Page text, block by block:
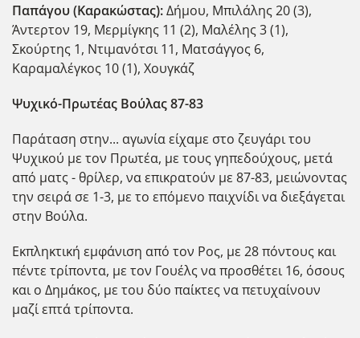
Παπάγου (Καρακώστας):Δήμου, Μπιλάλης 20 (3),
Άντερτον 19, Μερμίγκης 11 (2), Μαλέλης 3 (1),
Σκούρτης 1, Ντιμανότσι 11, Ματσάγγος 6,
Καραμαλέγκος 10 (1), Χουγκάζ
Ψυχικό-Πρωτέας Βούλας 87-83
Παράταση στην... αγωνία είχαμε στο ζευγάρι του
Ψυχικού με τον Πρωτέα, με τους γηπεδούχους, μετά
από ματς - θρίλερ, να επικρατούν με 87-83, μειώνοντας
την σειρά σε 1-3, με το επόμενο παιχνίδι να διεξάγεται
στην Βούλα.
Εκπληκτική εμφάνιση από τον Ρος, με 28 πόντους και
πέντε τρίποντα, με τον Γουέλς να προσθέτει 16, όσους
και ο Δημάκος, με του δύο παίκτες να πετυχαίνουν
μαζί επτά τρίποντα.